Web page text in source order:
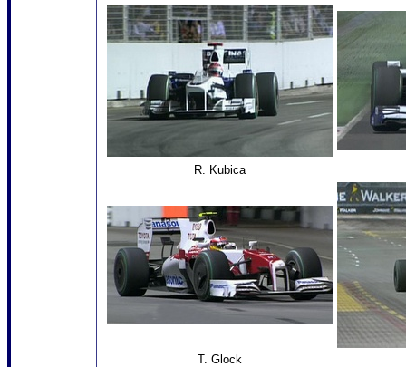
R. Kubica
T. Glock